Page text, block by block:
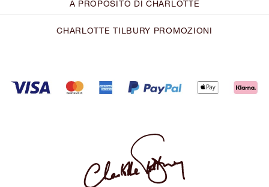
A PROPOSITO DI CHARLOTTE
CHARLOTTE TILBURY PROMOZIONI